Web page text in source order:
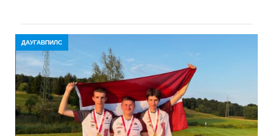
ДАУГАВПИЛС